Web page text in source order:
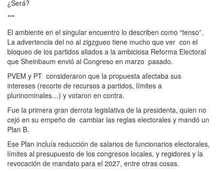
¿Será?
***
El ambiente en el singular encuentro lo describen como “tenso”.
La advertencia del no al zigzgueo tiene mucho que ver con el
bloqueo de los partidos aliados a la ambiciosa Reforma Electoral
que Sheinbaum envió al Congreso en marzo pasado.
PVEM y PT consideraron que la propuesta afectaba sus
intereses (recorte de recursos a partidos, límites a
plurinominales…) y votaron en contra.
Fue la primera gran derrota legislativa de la presidenta, quien no
cejó en su empeño de cambiar las reglas electorales y mandó un
Plan B.
Ese Plan incluía reducción de salarios de funcionarios electorales,
límites al presupuesto de los congresos locales, y regidores y la
revocación de mandato para el 2027, entre otras cosas.